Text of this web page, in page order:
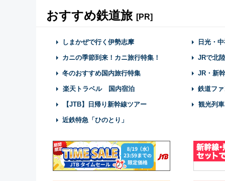
おすすめ鉄道旅 [PR]
しまかぜで行く伊勢志摩 日光・
カニの季節到来！カニ旅行特集！ JRで北
冬のおすすめ国内旅行特集 JR・新
楽天トラベル 国内宿泊 鉄道フ
【JTB】日帰り新幹線ツアー 観光列
近鉄特急「ひのとり」